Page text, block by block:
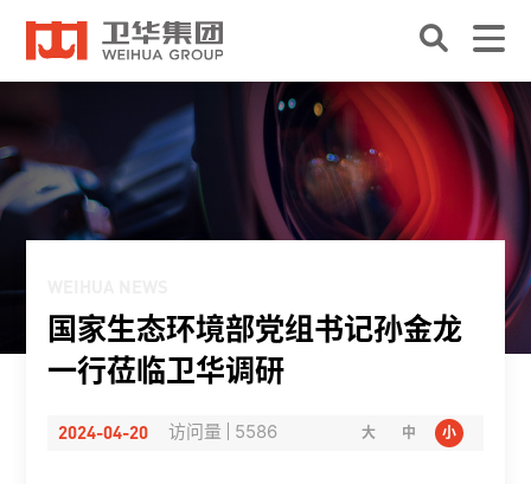
国家生态环境部党组书记孙金龙
一行莅临卫华调研
2024-04-20 访问量 5586 大 中 小